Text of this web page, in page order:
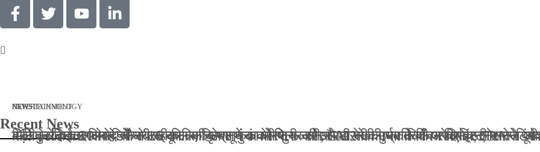
NEWS मार्च 2, 2026
बॉलीवुड के बाद अब डिफेंस टाइकून साहिल लूथरा को मिली जान से मारने की धमकियाँ : सेलिब्रिटी
NEWS जनवरी 29, 2026
बड़ी कार्रवाई: 20 माह से जबरन काबिज़ कृष्णा कुंज वेलफेयर सोसायटी की कार्यकारिणी अपदस्थ, JDA ने
ENTERTAINMENT
मेरठ के निर्माता विनोद चौधरी की फिल्म ‘गोदान’ का पोस्टर जारी, CM रेखा गुप्ता ने किया विमोचन; मनोज
NEWSTECHNOLOGY
मिलिए रोहित उगले से! कैसे 16 साल की उम्र में कंपनी शुरू की और 22 की उम्र तक बन गए इंटरनेशनल
Recent News